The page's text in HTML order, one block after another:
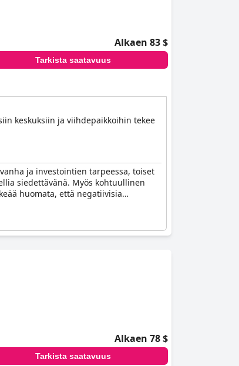
Alkaen 83 $
Tarkista saatavuus
keskuksiin ja viihdepaikkoihin tekee
ja investointien tarpeessa, toiset
siedettävänä. Myös kohtuullinen
huomata, että negatiivisia
Alkaen 78 $
Tarkista saatavuus